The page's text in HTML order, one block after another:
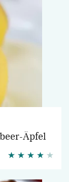
Äpfel